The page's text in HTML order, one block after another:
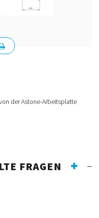
der Astone-Arbeitsplatte
FRAGEN